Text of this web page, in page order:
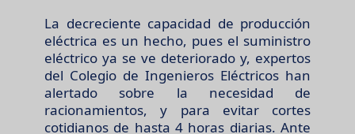
La decreciente capacidad de producción
eléctrica es un hecho, pues el suministro
eléctrico ya se ve deteriorado y, expertos
del Colegio de Ingenieros Eléctricos han
alertado sobre la necesidad de
racionamientos, y para evitar cortes
cotidianos de hasta 4 horas diarias. Ante